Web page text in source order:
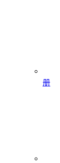
册